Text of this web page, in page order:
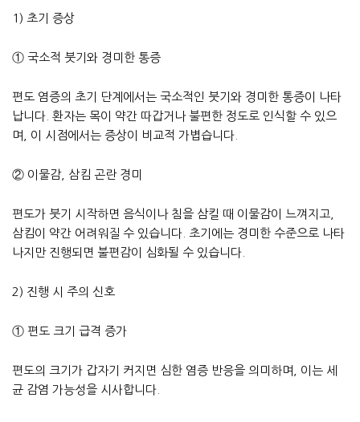
1) 초기 증상
① 국소적 붓기와 경미한 통증
편도 염증의 초기 단계에서는 국소적인 붓기와 경미한 통증이 나타
납니다. 환자는 목이 약간 따갑거나 불편한 정도로 인식할 수 있으
며, 이 시점에서는 증상이 비교적 가볍습니다.
② 이물감, 삼킴 곤란 경미
편도가 붓기 시작하면 음식이나 침을 삼킬 때 이물감이 느껴지고,
삼킴이 약간 어려워질 수 있습니다. 초기에는 경미한 수준으로 나타
나지만 진행되면 불편감이 심화될 수 있습니다.
2) 진행 시 주의 신호
① 편도 크기 급격 증가
편도의 크기가 갑자기 커지면 심한 염증 반응을 의미하며, 이는 세
균 감염 가능성을 시사합니다.